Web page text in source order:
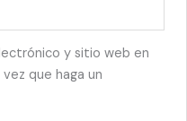
y sitio web en
que haga un